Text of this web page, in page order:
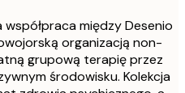
między Desenio
organizacją non-
grupową terapię przez
środowisku. Kolekcja